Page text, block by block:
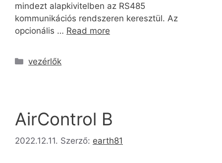
mindezt alapkivitelben az RS485
kommunikációs rendszeren keresztül. Az
opcionális … Read more
vezérlők
AirControl B
2022.12.11. Szerző: earth81